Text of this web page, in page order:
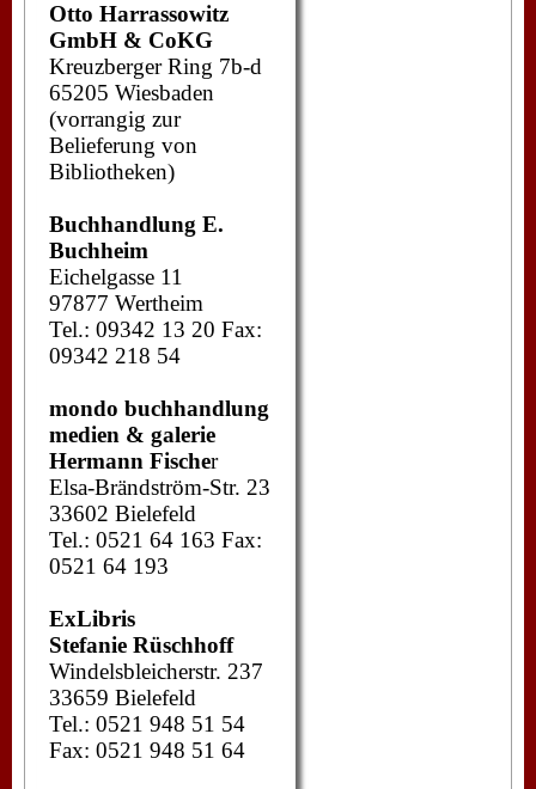
Otto Harrassowitz
GmbH & CoKG
Kreuzberger Ring 7b-d
65205 Wiesbaden
(vorrangig zur
Belieferung von
Bibliotheken)
Buchhandlung E.
Buchheim
Eichelgasse 11
97877 Wertheim
Tel.: 09342 13 20 Fax:
09342 218 54
mondo buchhandlung
medien & galerie
Hermann Fischer
Elsa-Brändström-Str. 23
33602 Bielefeld
Tel.: 0521 64 163 Fax:
0521 64 193
ExLibris
Stefanie Rüschhoff
Windelsbleicherstr. 237
33659 Bielefeld
Tel.: 0521 948 51 54
Fax: 0521 948 51 64